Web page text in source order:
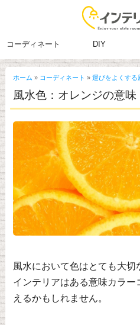
コーディネート DIY
ホーム » コーディネート » 運びをよくする
風水色：オレンジの意味
風水において色はとても大
インテリアはある意味カラ
えるかもしれません。